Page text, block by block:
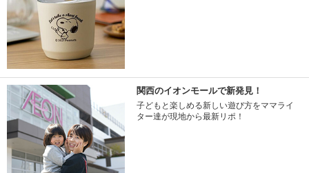
関西のイオンモールで新発見！
子どもと楽しめる新しい遊び方をママライ
ター達が現地から最新リポ！